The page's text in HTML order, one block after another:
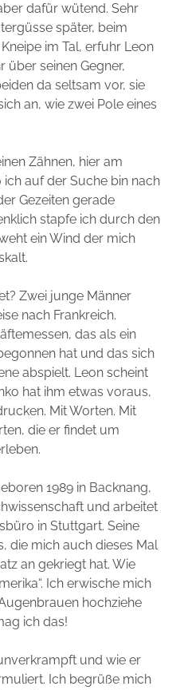
dafür wütend. Sehr
später, beim
im Tal, erfuhr Leon
über seinen Gegner,
da seltsam vor, sie
an, wie zwei Pole eines
Zähnen, hier am
auf der Suche bin nach
Gezeiten gerade
stapfe ich durch den
ein Wind der mich
Zwei junge Männer
nach Frankreich.
das als ein
hat und das sich
abspielt. Leon scheint
hat ihm etwas voraus,
Mit Worten. Mit
die er findet um
1989 in Backnang,
und arbeitet
in Stuttgart. Seine
die mich auch dieses Mal
an gekriegt hat. Wie
Ich erwische mich
hochziehe
ich das!
und wie er
Ich begrüße mich